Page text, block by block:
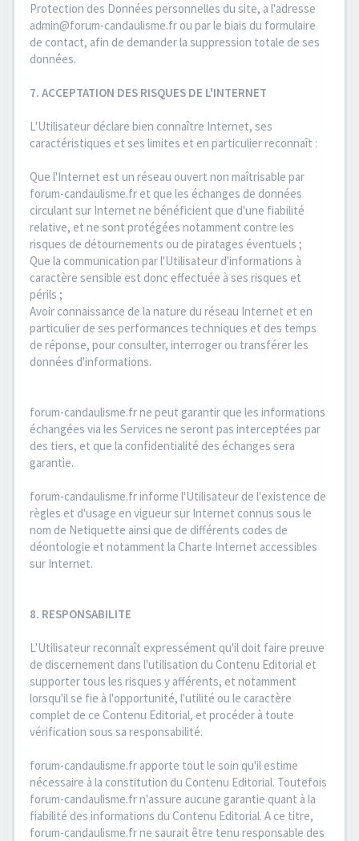
Protection des Données personnelles du site, a l'adresse
admin@forum-candaulisme.fr ou par le biais du formulaire
de contact, afin de demander la suppression totale de ses
données.
7. ACCEPTATION DES RISQUES DE L'INTERNET
L'Utilisateur déclare bien connaître Internet, ses
caractéristiques et ses limites et en particulier reconnaît :
Que l'Internet est un réseau ouvert non maîtrisable par
forum-candaulisme.fr et que les échanges de données
circulant sur Internet ne bénéficient que d'une fiabilité
relative, et ne sont protégées notamment contre les
risques de détournements ou de piratages éventuels ;
Que la communication par l'Utilisateur d'informations à
caractère sensible est donc effectuée à ses risques et
périls ;
Avoir connaissance de la nature du réseau Internet et en
particulier de ses performances techniques et des temps
de réponse, pour consulter, interroger ou transférer les
données d'informations.
forum-candaulisme.fr ne peut garantir que les informations
échangées via les Services ne seront pas interceptées par
des tiers, et que la confidentialité des échanges sera
garantie.
forum-candaulisme.fr informe l'Utilisateur de l'existence de
règles et d'usage en vigueur sur Internet connus sous le
nom de Netiquette ainsi que de différents codes de
déontologie et notamment la Charte Internet accessibles
sur Internet.
8. RESPONSABILITE
L'Utilisateur reconnaît expressément qu'il doit faire preuve
de discernement dans l'utilisation du Contenu Editorial et
supporter tous les risques y afférents, et notamment
lorsqu'il se fie à l'opportunité, l'utilité ou le caractère
complet de ce Contenu Editorial, et procéder à toute
vérification sous sa responsabilité.
forum-candaulisme.fr apporte tout le soin qu'il estime
nécessaire à la constitution du Contenu Editorial. Toutefois
forum-candaulisme.fr n'assure aucune garantie quant à la
fiabilité des informations du Contenu Editorial. A ce titre,
forum-candaulisme.fr ne saurait être tenu responsable des